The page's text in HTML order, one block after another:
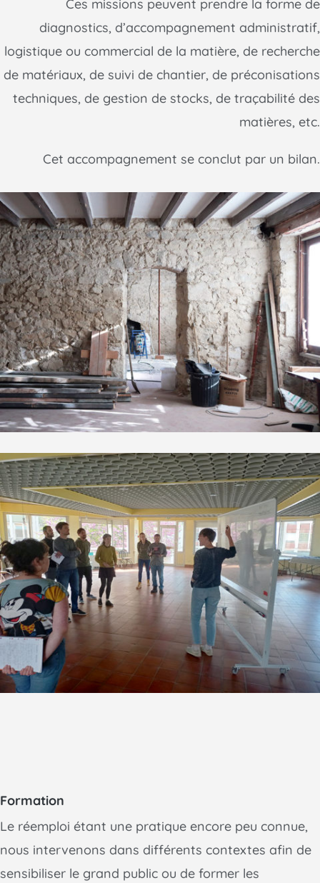
Ces missions peuvent prendre la forme de
diagnostics, d’accompagnement administratif,
logistique ou commercial de la matière, de recherche
de matériaux, de suivi de chantier, de préconisations
techniques, de gestion de stocks, de traçabilité des
matières, etc.
Cet accompagnement se conclut par un bilan.
Formation
Le réemploi étant une pratique encore peu connue,
nous intervenons dans différents contextes afin de
sensibiliser le grand public ou de former les